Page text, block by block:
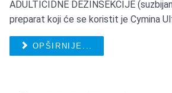
ADULTICIDNE DEZINSEKCIJE
preparat koji će se koristit je Cymina
OPŠIRNIJE...